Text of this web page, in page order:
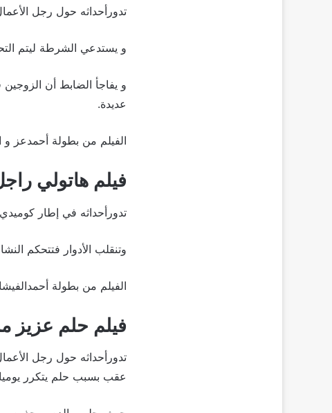
تدورأحداثه حول رجل
و يستدعي الشرطة ليتم
و يفاجأ الضابط أن
عديدة.
الفيلم من بطولة أحمدعز و
فيلم هاتولي راجل
تدورأحداثه في إطار
وتنقلب الأدوار فتتحكم
الفيلم من بطولة
فيلم حلم عزيز من
تدورأحداثه حول رجل
عقب بسبب حلم يتكرر